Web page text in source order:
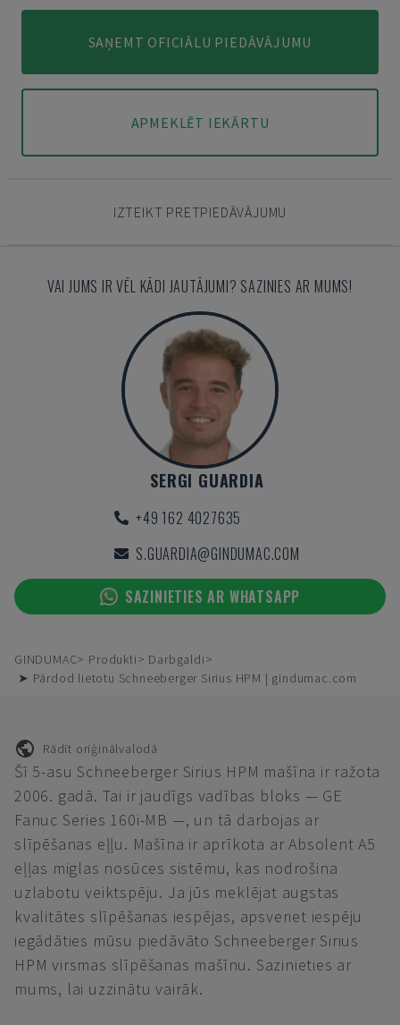
SAŅEMT OFICIĀLU PIEDĀVĀJUMU
APMEKLĒT IEKĀRTU
IZTEIKT PRETPIEDĀVĀJUMU
VAI JUMS IR VĒL KĀDI JAUTĀJUMI? SAZINIES AR MUMS!
SERGI GUARDIA
+49 162 4027635
S.GUARDIA@GINDUMAC.COM
SAZINIETIES AR WHATSAPP
GINDUMAC Produkti
Darbgaldi
➤ Pārdod lietotu Schneeberger Sirius HPM | gindumac.com
Rādīt oriģinālvalodā
Šī 5-asu Schneeberger Sirius HPM mašīna ir ražota
2006. gadā. Tai ir jaudīgs vadības bloks — GE
Fanuc Series 160i-MB —, un tā darbojas ar
slīpēšanas eļļu. Mašīna ir aprīkota ar Absolent A5
eļļas miglas nosūces sistēmu, kas nodrošina
uzlabotu veiktspēju. Ja jūs meklējat augstas
kvalitātes slīpēšanas iespējas, apsveriet iespēju
iegādāties mūsu piedāvāto Schneeberger Sirius
HPM virsmas slīpēšanas mašīnu. Sazinieties ar
mums, lai uzzinātu vairāk.